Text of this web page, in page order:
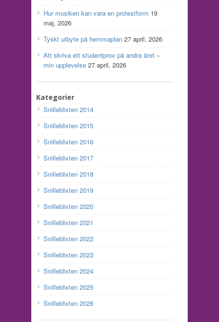
Hur musiken kan vara en protestform 19
maj, 2026
Tyskt utbyte på hemmaplan 27 april, 2026
Att skriva ett studentprov på andra året –
min upplevelse 27 april, 2026
Kategorier
Snilleblixten 2014
Snilleblixten 2015
Snilleblixten 2016
Snilleblixten 2017
Snilleblixten 2018
Snilleblixten 2019
Snilleblixten 2020
Snilleblixten 2021
Snilleblixten 2022
Snilleblixten 2023
Snilleblixten 2024
Snilleblixten 2025
Snilleblixten 2026